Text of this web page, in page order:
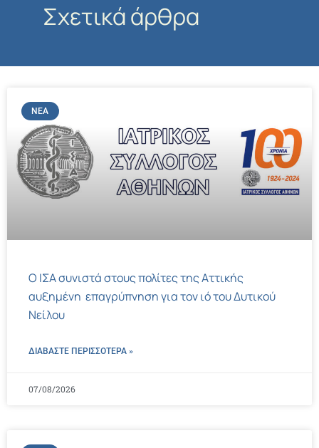
Σχετικά άρθρα
ΝΈΑ
Ο ΙΣΑ συνιστά στους πολίτες της Αττικής
αυξημένη επαγρύπνηση για τον ιό του Δυτικού
Νείλου
ΔΙΑΒΑΣΤΕ ΠΕΡΙΣΣΌΤΕΡΑ »
07/08/2026